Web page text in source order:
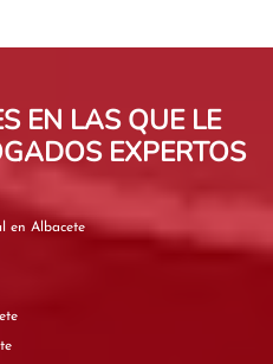
EN LAS QUE LE
EXPERTOS
Adopción Nacional e Internacional en Albacete